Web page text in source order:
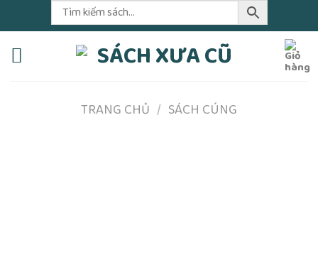
to
content
TRANG CHỦ / SÁCH CÚNG